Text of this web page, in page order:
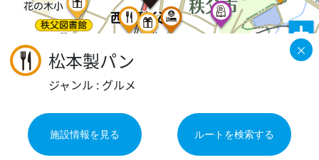
©2026 ZENRIN DataCom
地図データ©2026 ZENRIN
×
松本製パン
ジャンル : グルメ
施設情報を見る ルートを検索する